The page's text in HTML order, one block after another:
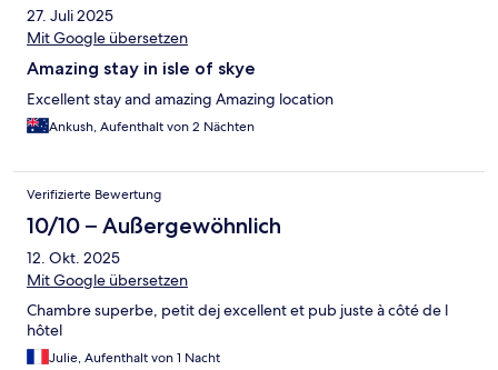
27. Juli 2025
Mit Google übersetzen
Amazing stay in isle of skye
Excellent stay and amazing Amazing location
Ankush, Aufenthalt von 2 Nächten
Verifizierte Bewertung
10/10 – Außergewöhnlich
12. Okt. 2025
Mit Google übersetzen
Chambre superbe, petit dej excellent et pub juste à côté de l
hôtel
Julie, Aufenthalt von 1 Nacht